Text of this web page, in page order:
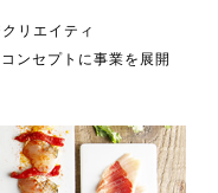
リエイティ
セプトに事業を展開